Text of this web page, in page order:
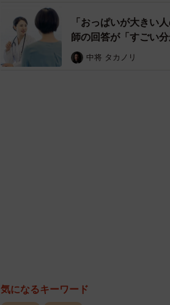
「おっぱいが大きい
師の回答が「すごい
中将 タカノリ
気になるキーワード